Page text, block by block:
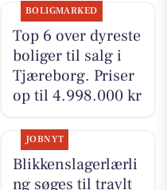
BOLIGMARKED
Top 6 over dyreste
boliger til salg i
Tjæreborg. Priser
op til 4.998.000 kr
JOBNYT
Blikkenslagerlærli
ng søges til travlt